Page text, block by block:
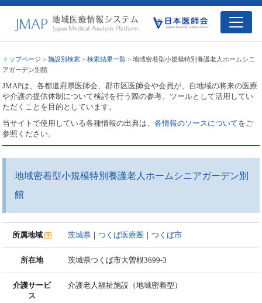
トップページ >施設別検索 >検索結果一覧 > 地域密着型小規模特別養護老人ホームシニ
アガーデン別館
JMAPは、各都道府県医師会、郡市区医師会や会員が、自地域の将来の医療
や介護の提供体制について検討を行う際の参考、ツールとして活用してい
ただくことを目的としています。
当サイトで使用している各種情報の出典は、各情報のソースについてをご
参照ください。
地域密着型小規模特別養護老人ホームシニアガーデン別
館
所属地域 茨城県 ｜つくば医療圏 ｜つくば市
所在地 茨城県つくば市大曽根3699-3
介護サービ
ス
介護老人福祉施設（地域密着型）